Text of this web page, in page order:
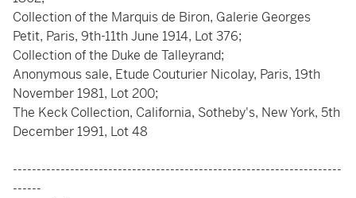
Collection of the Marquis de Biron, Galerie Georges
Petit, Paris, 9th-11th June 1914, Lot 376;
Collection of the Duke de Talleyrand;
Anonymous sale, Etude Couturier Nicolay, Paris, 19th
November 1981, Lot 200;
The Keck Collection, California, Sotheby's, New York, 5th
December 1991, Lot 48
---------------------------------------------------------------------
------